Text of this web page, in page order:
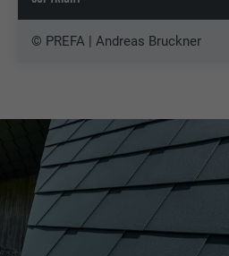
© PREFA | Andreas Bruckner